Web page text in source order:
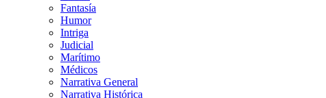
Fantasía
Humor
Intriga
Judicial
Marítimo
Médicos
Narrativa General
Narrativa Histórica